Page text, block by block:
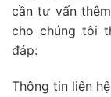
cần tư vấn
cho chúng tôi
đáp:
Thông tin liên